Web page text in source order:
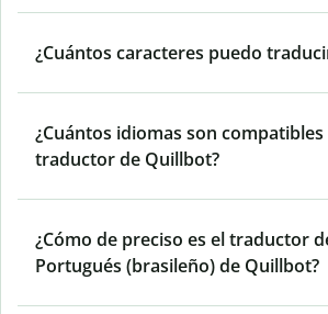
¿Cuántos caracteres puedo
¿Cuántos idiomas son compatibles
traductor de Quillbot?
¿Cómo de preciso es el traductor
Portugués (brasileño) de Quillbot?